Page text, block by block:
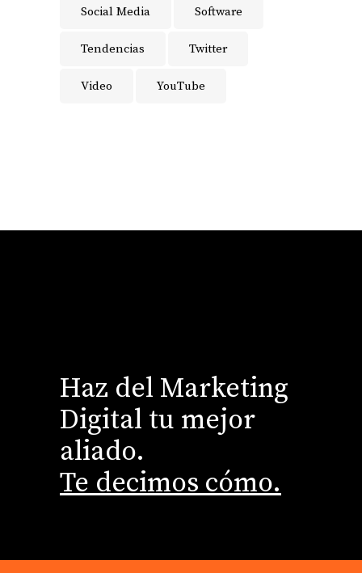
Social Media Software
Tendencias Twitter
Video YouTube
Haz del Marketing
Digital tu mejor
aliado.
Te decimos cómo.